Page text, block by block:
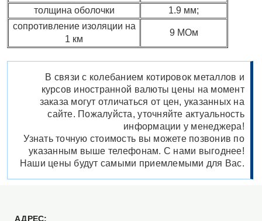
толщина оболочки
1.9 мм;
сопротивление изоляции на
1 км
9 МОм
В связи с колебанием котировок металлов и
курсов иностранной валюты цены на момент
заказа могут отличаться от цен, указанных на
сайте. Пожалуйста, уточняйте актуальность
информации у менеджера!
Узнать точную стоимость вы можете позвонив по
указанным выше телефонам. С нами выгоднее!
Наши цены будут самыми приемлемыми для Вас.
АДРЕС: